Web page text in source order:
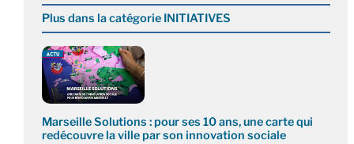
Plus dans la catégorie INITIATIVES
Marseille Solutions : pour ses 10 ans, une carte qui
redécouvre la ville par son innovation sociale